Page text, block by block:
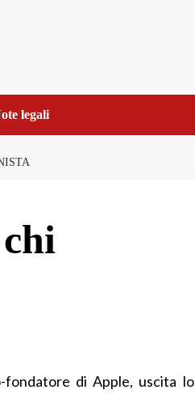
legali
fondatore di Apple, uscita lo